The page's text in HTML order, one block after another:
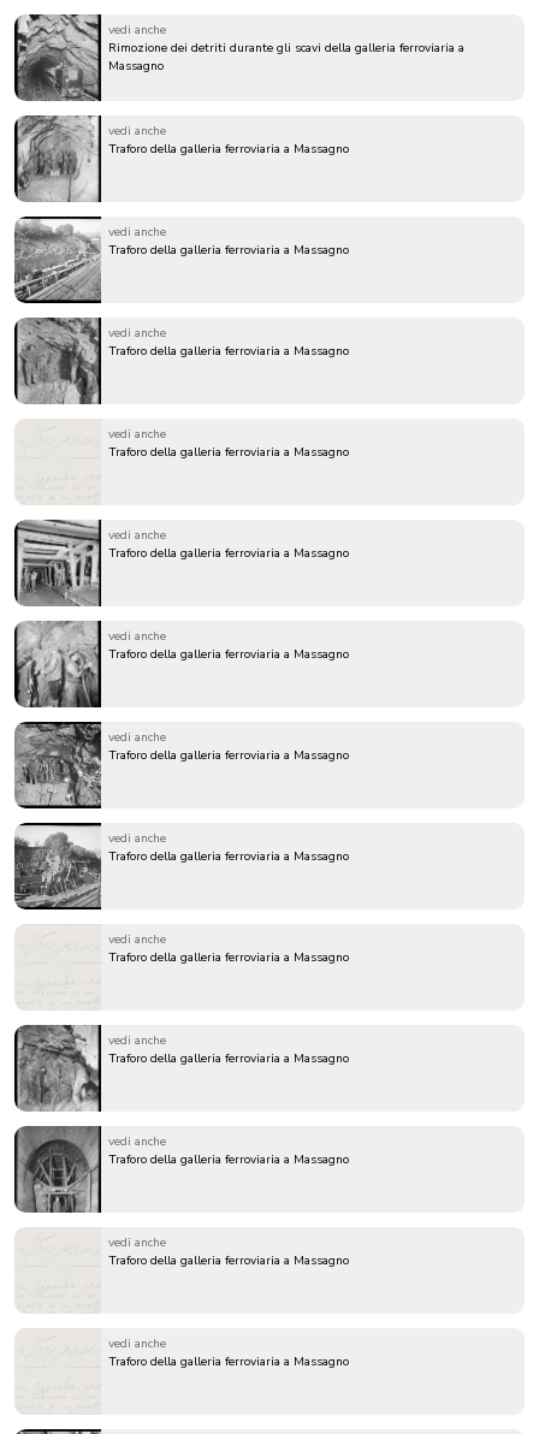
vedi anche
Rimozione dei detriti durante gli scavi della galleria ferroviaria a
Massagno
vedi anche
Traforo della galleria ferroviaria a Massagno
vedi anche
Traforo della galleria ferroviaria a Massagno
vedi anche
Traforo della galleria ferroviaria a Massagno
vedi anche
Traforo della galleria ferroviaria a Massagno
vedi anche
Traforo della galleria ferroviaria a Massagno
vedi anche
Traforo della galleria ferroviaria a Massagno
vedi anche
Traforo della galleria ferroviaria a Massagno
vedi anche
Traforo della galleria ferroviaria a Massagno
vedi anche
Traforo della galleria ferroviaria a Massagno
vedi anche
Traforo della galleria ferroviaria a Massagno
vedi anche
Traforo della galleria ferroviaria a Massagno
vedi anche
Traforo della galleria ferroviaria a Massagno
vedi anche
Traforo della galleria ferroviaria a Massagno